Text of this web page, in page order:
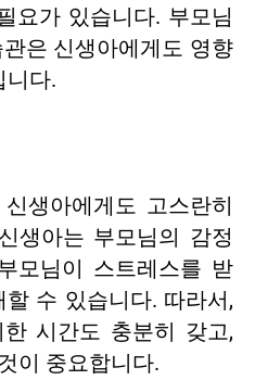
요가 있습니다. 부모님
은 신생아에게도 영향
니다.
생아에게도 고스란히
생아는 부모님의 감정
모님이 스트레스를 받
수 있습니다. 따라서,
시간도 충분히 갖고,
이 중요합니다.